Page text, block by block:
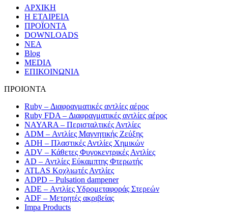
ΑΡΧΙΚΗ
Η ΕΤΑΙΡΕΙΑ
ΠΡΟΪΟΝΤΑ
DOWNLOADS
ΝΕΑ
Blog
MEDIA
ΕΠΙΚΟΙΝΩΝΙΑ
ΠΡΟΙΟΝΤΑ
Ruby – Διαφραγματικές αντλίες αέρος
Ruby FDA – Διαφραγματικές αντλίες αέρος
NAYARA – Περισταλτικές Αντλίες
ADM – Αντλίες Μαγνητικής Ζεύξης
ADH – Πλαστικές Αντλίες Χημικών
ADV – Κάθετες Φυγοκεντρικές Αντλίες
AD – Αντλίες Εύκαμπτης Φτερωτής
ATLAS Κοχλιωτές Αντλίες
ADPD – Pulsation dampener
ADE – Αντλίες Υδρομεταφοράς Στερεών
ADF – Μετρητές ακριβείας
Impa Products